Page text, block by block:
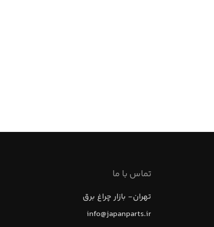
تماس با ما
تهران- بازار چراغ برق
info@japanparts.ir